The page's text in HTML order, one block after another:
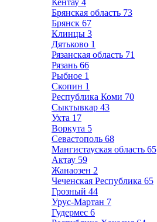
Кентау 4
Брянская область 73
Брянск 67
Клинцы 3
Дятьково 1
Рязанская область 71
Рязань 66
Рыбное 1
Скопин 1
Республика Коми 70
Сыктывкар 43
Ухта 17
Воркута 5
Севастополь 68
Мангистауская область 65
Актау 59
Жанаозен 2
Чеченская Республика 65
Грозный 44
Урус-Мартан 7
Гудермес 6